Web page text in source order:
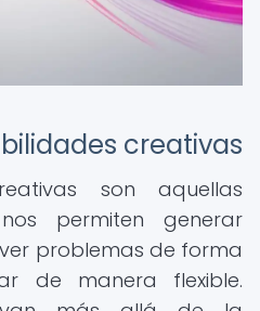
creativas
son aquellas
permiten generar
problemas de forma
de manera flexible.